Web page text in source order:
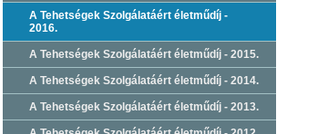
A Tehetségek Szolgálatáért életműdíj -
2016.
A Tehetségek Szolgálatáért életműdíj - 2015.
A Tehetségek Szolgálatáért életműdíj - 2014.
A Tehetségek Szolgálatáért életműdíj - 2013.